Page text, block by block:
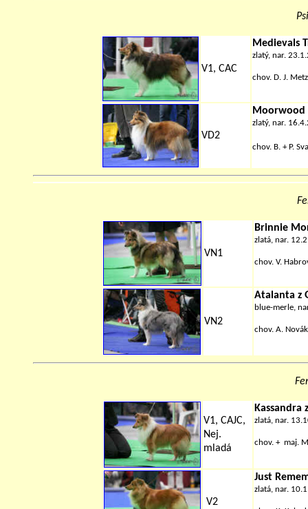
V1, CAC
Medievals
zlatý, nar.
chov. D. J.
VD2
Moorwood
zlatý, nar.
chov. B. + P.
VN1
Brinnie
zlatá, nar.
chov. V.
VN2
Atalanta z
blue-merle,
chov. A.
V1, CAJC,
Nej.
mladá
Kassandra
zlatá, nar.
chov. + maj.
V2
Just
zlatá, nar.